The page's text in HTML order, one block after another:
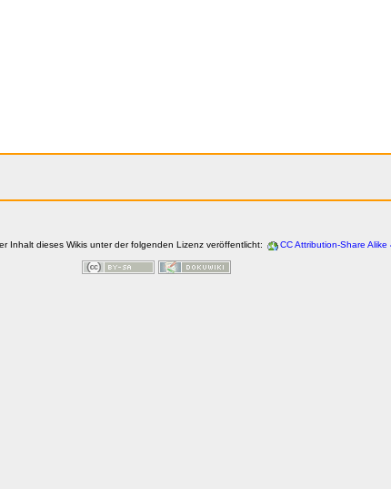
Inhalt dieses Wikis unter der folgenden Lizenz veröffentlicht: CC Attribution-Share